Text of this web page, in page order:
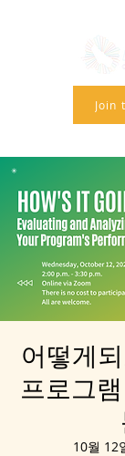
Join
어떻게
프로그
10월 12